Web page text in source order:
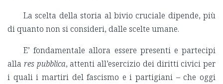
La scelta della storia al bivio cruciale dipende, più
di quanto non si consideri, dalle scelte umane.
E’ fondamentale allora essere presenti e partecipi
alla res pubblica, attenti all’esercizio dei diritti civici per
i quali i martiri del fascismo e i partigiani – che oggi